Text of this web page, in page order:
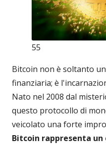
55
Bitcoin non è soltanto
finanziaria; è
Nato nel 2008 dal
questo protocollo di
veicolato una forte
Bitcoin rappresenta